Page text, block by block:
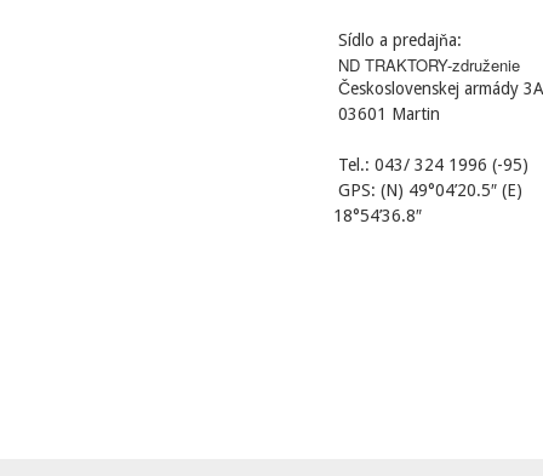
Sídlo a predajňa:
ND TRAKTORY-združenie
Československej armády 3A
03601 Martin
Tel.: 043/ 324 1996 (-95)
GPS: (N) 49°04’20.5″ (E)
18°54’36.8″